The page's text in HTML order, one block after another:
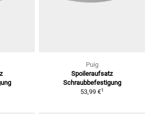
Puig
Spoileraufsatz
Schraubbefestigung
53,99 €1